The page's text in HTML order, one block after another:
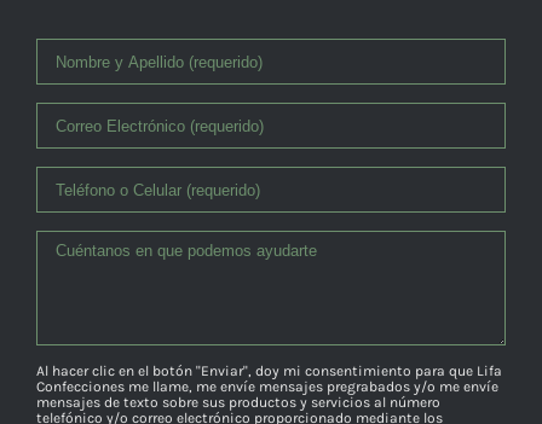
Al hacer clic en el botón "Enviar", doy mi consentimiento para que Lifa
Confecciones me llame, me envíe mensajes pregrabados y/o me envíe
mensajes de texto sobre sus productos y servicios al número
telefónico y/o correo electrónico proporcionado mediante los